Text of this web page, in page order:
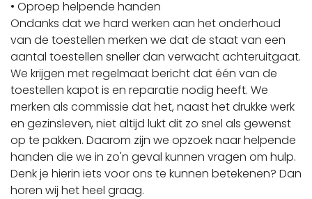
• Oproep helpende handen
Ondanks dat we hard werken aan het onderhoud
van de toestellen merken we dat de staat van een
aantal toestellen sneller dan verwacht achteruitgaat.
We krijgen met regelmaat bericht dat één van de
toestellen kapot is en reparatie nodig heeft. We
merken als commissie dat het, naast het drukke werk
en gezinsleven, niet altijd lukt dit zo snel als gewenst
op te pakken. Daarom zijn we opzoek naar helpende
handen die we in zo'n geval kunnen vragen om hulp.
Denk je hierin iets voor ons te kunnen betekenen? Dan
horen wij het heel graag.